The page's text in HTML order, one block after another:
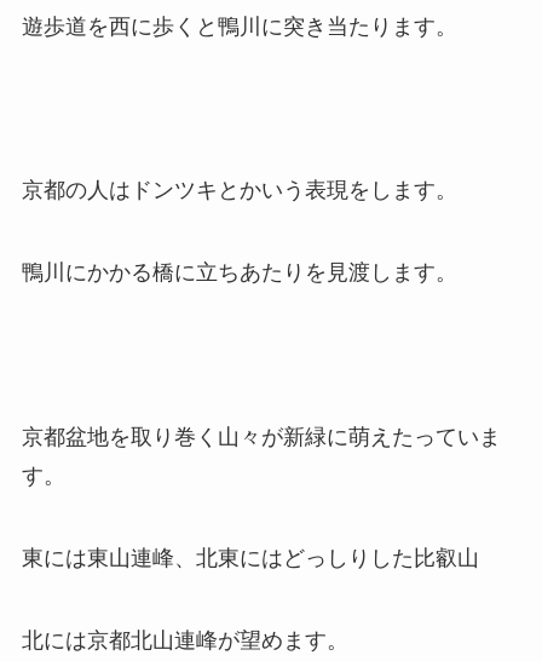
遊歩道を西に歩くと鴨川に突き当たります。
京都の人はドンツキとかいう表現をします。
鴨川にかかる橋に立ちあたりを見渡します。
京都盆地を取り巻く山々が新緑に萌えたっていま
す。
東には東山連峰、北東にはどっしりした比叡山
北には京都北山連峰が望めます。